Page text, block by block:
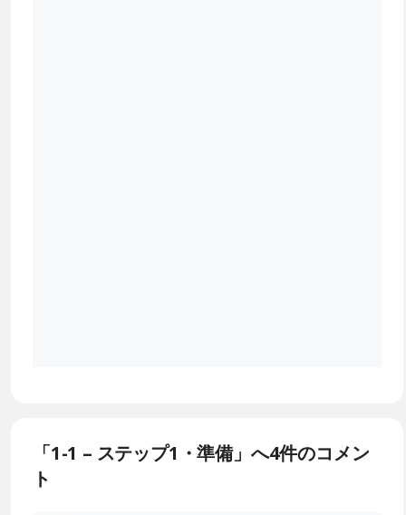
「1-1 – ステップ1・準備」へ4件のコメン
ト